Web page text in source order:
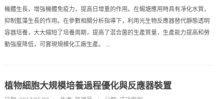
機體生長，增強機體免疫力，提高日增重的作用。在蝦塘應用時具有凈化水質，
抑制藍藻生長的作用。在參數相關分析指導下，利用光生物反應器替代靜態透明
容器培養，大大縮短了培養周期，提高了混合菌的生產質量，生產能力提高和勞
動強度降低，可實現規模化工廠生產。 ...
植物細胞大規模培養過程優化與反應器裝置